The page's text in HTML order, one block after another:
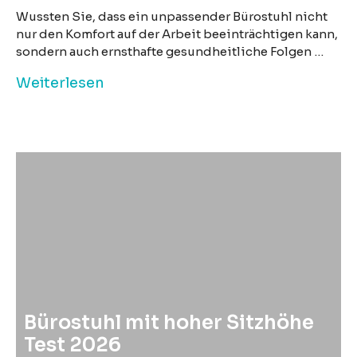
Wussten Sie, dass ein unpassender Bürostuhl nicht
nur den Komfort auf der Arbeit beeinträchtigen kann,
sondern auch ernsthafte gesundheitliche Folgen …
Weiterlesen
Bürostuhl mit hoher Sitzhöhe
Test 2026